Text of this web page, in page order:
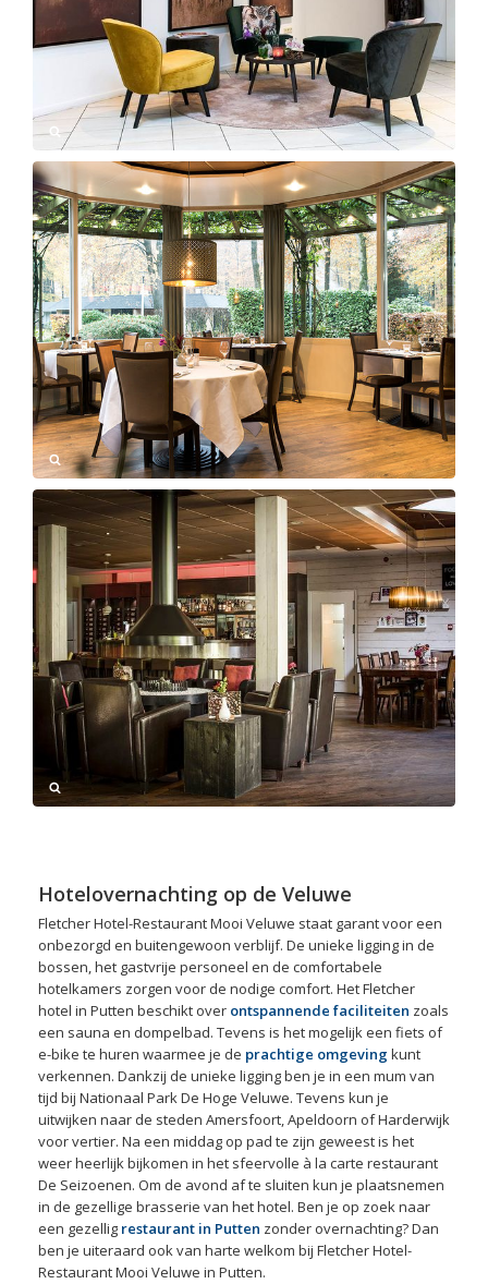
Hotelovernachting op de Veluwe
Fletcher Hotel-Restaurant Mooi Veluwe staat garant voor een
onbezorgd en buitengewoon verblijf. De unieke ligging in de
bossen, het gastvrije personeel en de comfortabele
hotelkamers zorgen voor de nodige comfort. Het Fletcher
hotel in Putten beschikt over ontspannende faciliteiten zoals
een sauna en dompelbad. Tevens is het mogelijk een fiets of
e-bike te huren waarmee je de prachtige omgevingkunt
verkennen. Dankzij de unieke ligging ben je in een mum van
tijd bij Nationaal Park De Hoge Veluwe. Tevens kun je
uitwijken naar de steden Amersfoort, Apeldoorn of Harderwijk
voor vertier. Na een middag op pad te zijn geweest is het
weer heerlijk bijkomen in het sfeervolle à la carte restaurant
De Seizoenen. Om de avond af te sluiten kun je plaatsnemen
in de gezellige brasserie van het hotel. Ben je op zoek naar
een gezellig restaurant in Putten zonder overnachting? Dan
ben je uiteraard ook van harte welkom bij Fletcher Hotel-
Restaurant Mooi Veluwe in Putten.